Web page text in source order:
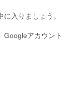
入りましょう。
Googleアカウント